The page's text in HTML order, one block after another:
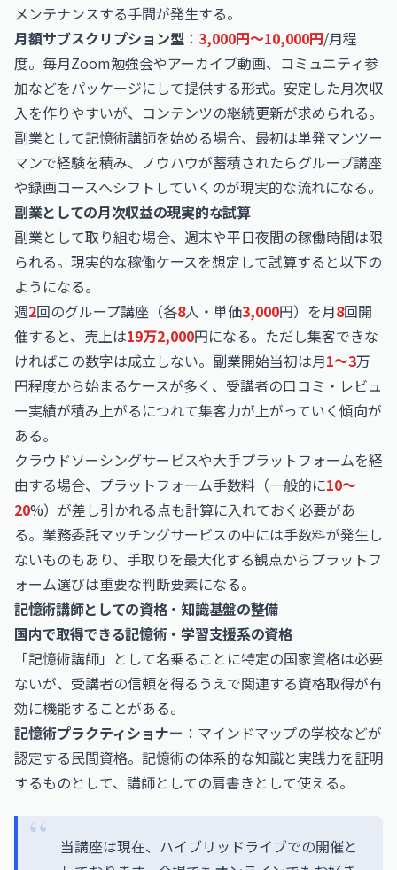
メンテナンスする手間が発生する。
月額サブスクリプション型 ： 3,000円〜10,000円/月程
度。毎月Zoom勉強会やアーカイブ動画、コミュニティ参
加などをパッケージにして提供する形式。安定した月次収
入を作りやすいが、コンテンツの継続更新が求められる。
副業として記憶術講師を始める場合、最初は単発マンツー
マンで経験を積み、ノウハウが蓄積されたらグループ講座
や録画コースへシフトしていくのが現実的な流れになる。
副業としての月次収益の現実的な試算
副業として取り組む場合、週末や平日夜間の稼働時間は限
られる。現実的な稼働ケースを想定して試算すると以下の
ようになる。
週2回のグループ講座（各8人・単価3,000円）を月8回開
催すると、売上は19万2,000円になる。ただし集客できな
ければこの数字は成立しない。副業開始当初は月1〜3万
円程度から始まるケースが多く、受講者の口コミ・レビュ
ー実績が積み上がるにつれて集客力が上がっていく傾向が
ある。
クラウドソーシングサービスや大手プラットフォームを経
由する場合、プラットフォーム手数料（一般的に10〜
20%）が差し引かれる点も計算に入れておく必要があ
る。業務委託マッチングサービスの中には手数料が発生し
ないものもあり、手取りを最大化する観点からプラットフ
ォーム選びは重要な判断要素になる。
記憶術講師としての資格・知識基盤の整備
国内で取得できる記憶術・学習支援系の資格
「記憶術講師」として名乗ることに特定の国家資格は必要
ないが、受講者の信頼を得るうえで関連する資格取得が有
効に機能することがある。
記憶術プラクティショナー ：マインドマップの学校などが
認定する民間資格。記憶術の体系的な知識と実践力を証明
するものとして、講師としての肩書きとして使える。
当講座は現在、ハイブリッドライブでの開催と